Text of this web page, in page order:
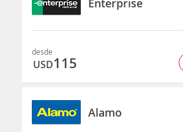
desde
USD115
Alamo